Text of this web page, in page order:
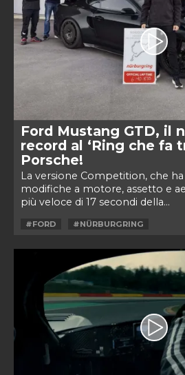
Ford Mustang GTD, il
record al ‘Ring che fa
Porsche!
La versione Competition, che ha
modifiche a motore, assetto e
più veloce di 17 secondi della...
#FORD #NÜRBURGRING